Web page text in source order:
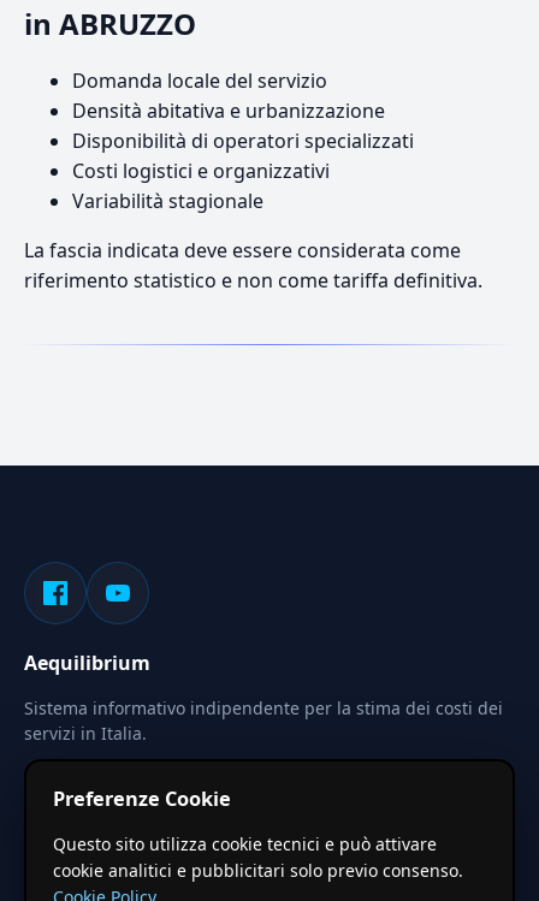
in ABRUZZO
Domanda locale del servizio
Densità abitativa e urbanizzazione
Disponibilità di operatori specializzati
Costi logistici e organizzativi
Variabilità stagionale
La fascia indicata deve essere considerata come
riferimento statistico e non come tariffa definitiva.
Aequilibrium
Sistema informativo indipendente per la stima dei costi dei
servizi in Italia.
Le stime pubblicate sono calcolate tramite coefficienti
territoriali regionali applicati a valori base nazionali. Non
costituiscono preventivo ufficiale.
Preferenze Cookie
Questo sito utilizza cookie tecnici e può attivare
cookie analitici e pubblicitari solo previo consenso.